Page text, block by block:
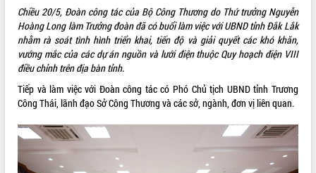
SỞ, BAN, NGÀNH
UBND CÁC XÃ, PHƯỜNG
THÔNG TIN CHỈ ĐẠO ĐIỀU HÀNH
HỆ THỐNG VĂN BẢN
VĂN BẢN HĐND TỈNH
ĐIỂM TIN VĂN BẢN
Chiều 20/5, Đoàn công tác của Bộ Công Thương do Thứ trưởng Nguyễn
Hoàng Long làm Trưởng đoàn đã có buổi làm việc với UBND tỉnh Đắk Lắk
nhằm rà soát tình hình triển khai, tiến độ và giải quyết các khó khăn,
vướng mắc của các dự án nguồn và lưới điện thuộc Quy hoạch điện VIII
điều chỉnh trên địa bàn tỉnh.
Tiếp và làm việc với Đoàn công tác có Phó Chủ tịch UBND tỉnh Trương
Công Thái, lãnh đạo Sở Công Thương và các sở, ngành, đơn vị liên quan.